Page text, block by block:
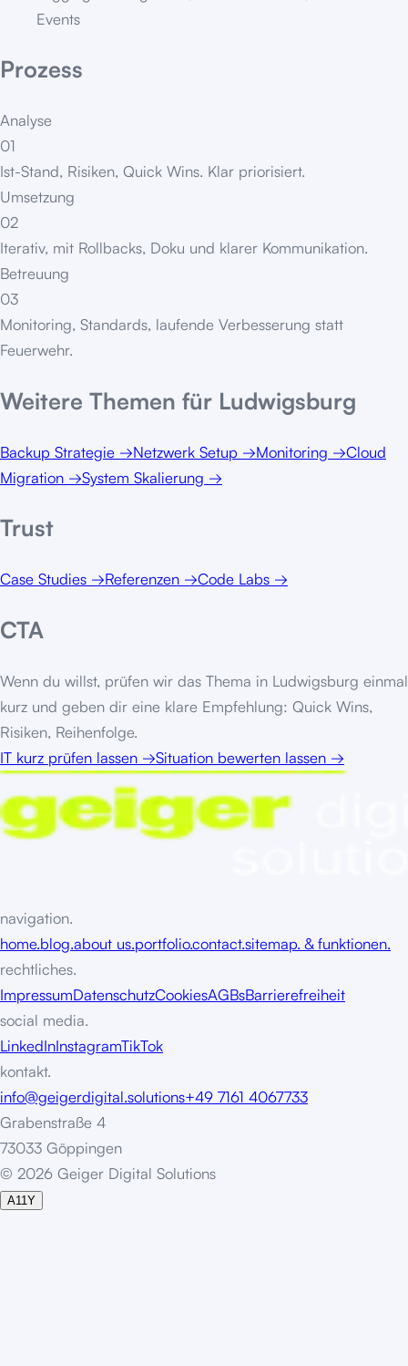
Events
Prozess
Analyse
01
Ist-Stand, Risiken, Quick Wins. Klar priorisiert.
Umsetzung
02
Iterativ, mit Rollbacks, Doku und klarer Kommunikation.
Betreuung
03
Monitoring, Standards, laufende Verbesserung statt
Feuerwehr.
Weitere Themen für Ludwigsburg
Backup Strategie →Netzwerk Setup →Monitoring →Cloud
Migration →System Skalierung →
Trust
Case Studies →Referenzen →Code Labs →
CTA
Wenn du willst, prüfen wir das Thema in Ludwigsburg einmal
kurz und geben dir eine klare Empfehlung: Quick Wins,
Risiken, Reihenfolge.
IT kurz prüfen lassen →Situation bewerten lassen →
navigation.
home.blog.about us.portfolio.contact.sitemap. & funktionen.
rechtliches.
ImpressumDatenschutzCookiesAGBsBarrierefreiheit
social media.
LinkedInInstagramTikTok
kontakt.
info@geigerdigital.solutions+49 7161 4067733
Grabenstraße 4
73033 Göppingen
© 2026 Geiger Digital Solutions
A11Y